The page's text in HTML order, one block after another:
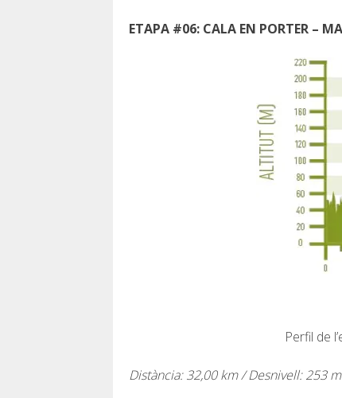
ETAPA #06: CALA EN PORTER –
Perfil de
Distància: 32,00 km / Desnivell: 253 m